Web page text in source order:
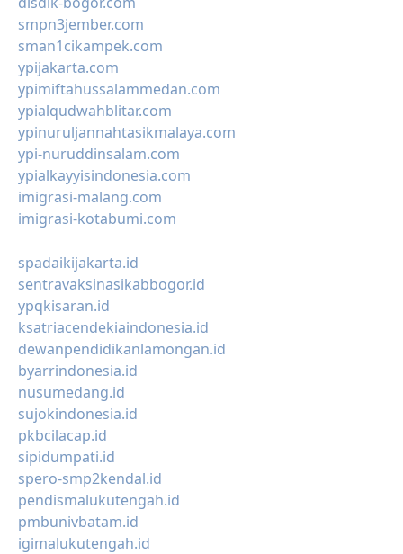
smpn3jember.com
sman1cikampek.com
ypijakarta.com
ypimiftahussalammedan.com
ypialqudwahblitar.com
ypinuruljannahtasikmalaya.com
ypi-nuruddinsalam.com
ypialkayyisindonesia.com
imigrasi-malang.com
imigrasi-kotabumi.com
spadaikijakarta.id
sentravaksinasikabbogor.id
ypqkisaran.id
ksatriacendekiaindonesia.id
dewanpendidikanlamongan.id
byarrindonesia.id
nusumedang.id
sujokindonesia.id
pkbcilacap.id
sipidumpati.id
spero-smp2kendal.id
pendismalukutengah.id
pmbunivbatam.id
igimalukutengah.id